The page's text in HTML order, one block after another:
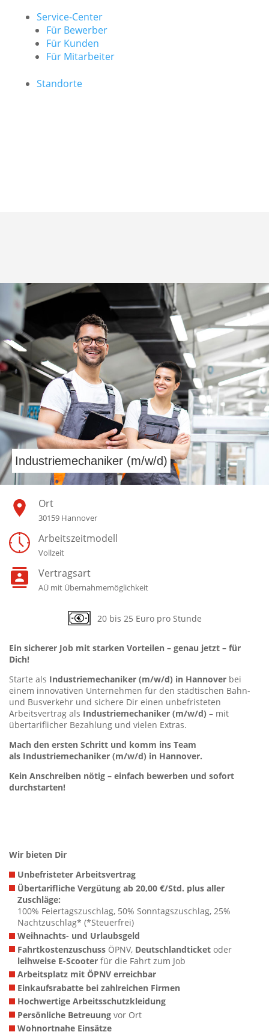
Service-Center
Für Bewerber
Für Kunden
Für Mitarbeiter
Standorte
Industriemechaniker (m/w/d)
Ort
30159 Hannover
Arbeitszeitmodell
Vollzeit
Vertragsart
AÜ mit Übernahmemöglichkeit
20 bis 25 Euro pro Stunde
Ein sicherer Job mit starken Vorteilen – genau jetzt – für
Dich!
Starte als Industriemechaniker (m/w/d) in Hannover bei
einem innovativen Unternehmen für den städtischen Bahn-
und Busverkehr und sichere Dir einen unbefristeten
Arbeitsvertrag als Industriemechaniker (m/w/d) – mit
übertariflicher Bezahlung und vielen Extras.
Mach den ersten Schritt und komm ins Team
als Industriemechaniker (m/w/d) in Hannover.
Kein Anschreiben nötig – einfach bewerben und sofort
durchstarten!
Wir bieten Dir
Unbefristeter Arbeitsvertrag
Übertarifliche Vergütung ab 20,00 €/Std. plus aller
Zuschläge:
100% Feiertagszuschlag, 50% Sonntagszuschlag, 25%
Nachtzuschlag* (*Steuerfrei)
Weihnachts- und Urlaubsgeld
Fahrtkostenzuschuss ÖPNV, Deutschlandticket oder
leihweise E-Scooter für die Fahrt zum Job
Arbeitsplatz mit ÖPNV erreichbar
Einkaufsrabatte bei zahlreichen Firmen
Hochwertige Arbeitsschutzkleidung
Persönliche Betreuung vor Ort
Wohnortnahe Einsätze